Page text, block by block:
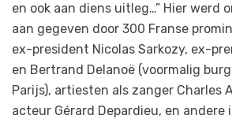
en ook aan diens uitleg…” Hier werd
aan gegeven door 300 Franse
ex-president Nicolas Sarkozy, ex-
en Bertrand Delanoë (voormalig
Parijs), artiesten als zanger Charles
acteur Gérard Depardieu, en andere